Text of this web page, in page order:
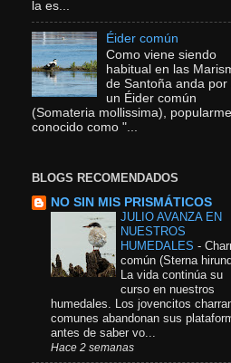
la es...
Éider común
Como viene siendo
habitual en las
de Santoña anda por
un Éider común
(Somateria mollissima),
conocido como "...
BLOGS RECOMENDADOS
NO SIN MIS PRISMÁTICOS
JULIO AVANZA EN
NUESTROS
HUMEDALES -
común (Sterna
La vida continúa su
curso en nuestros
humedales. Los jovencitos
comunes abandonan sus
antes de saber vo...
Hace 2 semanas